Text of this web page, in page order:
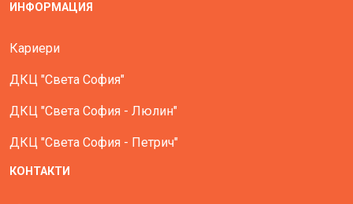
ИНФОРМАЦИЯ
Кариери
ДКЦ "Света София"
ДКЦ "Света София - Люлин"
ДКЦ "Света София - Петрич"
КОНТАКТИ